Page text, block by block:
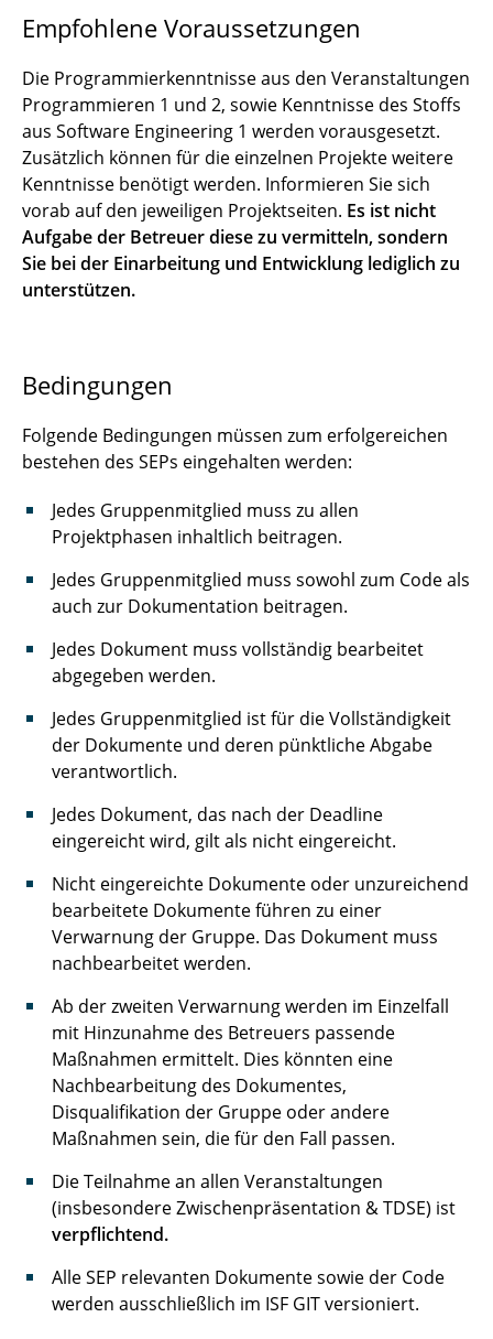
Empfohlene Voraussetzungen
Die Programmierkenntnisse aus den Veranstaltungen
Programmieren 1 und 2, sowie Kenntnisse des Stoffs
aus Software Engineering 1 werden vorausgesetzt.
Zusätzlich können für die einzelnen Projekte weitere
Kenntnisse benötigt werden. Informieren Sie sich
vorab auf den jeweiligen Projektseiten. Es ist nicht
Aufgabe der Betreuer diese zu vermitteln, sondern
Sie bei der Einarbeitung und Entwicklung lediglich zu
unterstützen.
Bedingungen
Folgende Bedingungen müssen zum erfolgereichen
bestehen des SEPs eingehalten werden:
Jedes Gruppenmitglied muss zu allen
Projektphasen inhaltlich beitragen.
Jedes Gruppenmitglied muss sowohl zum Code als
auch zur Dokumentation beitragen.
Jedes Dokument muss vollständig bearbeitet
abgegeben werden.
Jedes Gruppenmitglied ist für die Vollständigkeit
der Dokumente und deren pünktliche Abgabe
verantwortlich.
Jedes Dokument, das nach der Deadline
eingereicht wird, gilt als nicht eingereicht.
Nicht eingereichte Dokumente oder unzureichend
bearbeitete Dokumente führen zu einer
Verwarnung der Gruppe. Das Dokument muss
nachbearbeitet werden.
Ab der zweiten Verwarnung werden im Einzelfall
mit Hinzunahme des Betreuers passende
Maßnahmen ermittelt. Dies könnten eine
Nachbearbeitung des Dokumentes,
Disqualifikation der Gruppe oder andere
Maßnahmen sein, die für den Fall passen.
Die Teilnahme an allen Veranstaltungen
(insbesondere Zwischenpräsentation & TDSE) ist
verpflichtend.
Alle SEP relevanten Dokumente sowie der Code
werden ausschließlich im ISF GIT versioniert.